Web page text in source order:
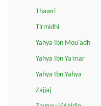
Thawri
Tirmidhi
Yahya Ibn Mou'adh
Yahya Ibn Ya'mar
Yahya Ibn Yahya
Zajjaj